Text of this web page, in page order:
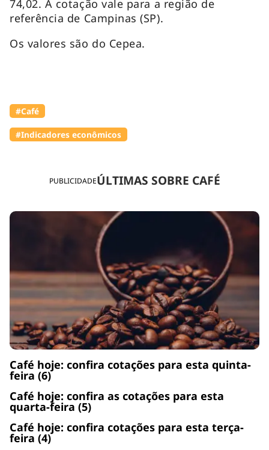
PUBLICIDADEÚLTIMAS SOBRE CAFÉ
Café hoje: confira cotações para esta quinta-
feira (6)
Café hoje: confira as cotações para esta
quarta-feira (5)
Café hoje: confira cotações para esta terça-
feira (4)
74,02. A cotação vale para a região de
referência de Campinas (SP).
Os valores são do Cepea.
#Café
#Indicadores econômicos